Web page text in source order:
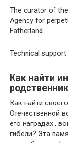
The curator of
Agency for
Fatherland.
Technical support
Как найти
Как найти
Отечественной
его наградах ,
гибели? Эта